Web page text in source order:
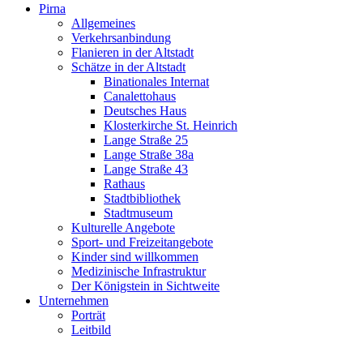
Pirna
Allgemeines
Verkehrsanbindung
Flanieren in der Altstadt
Schätze in der Altstadt
Binationales Internat
Canalettohaus
Deutsches Haus
Klosterkirche St. Heinrich
Lange Straße 25
Lange Straße 38a
Lange Straße 43
Rathaus
Stadtbibliothek
Stadtmuseum
Kulturelle Angebote
Sport- und Freizeitangebote
Kinder sind willkommen
Medizinische Infrastruktur
Der Königstein in Sichtweite
Unternehmen
Porträt
Leitbild